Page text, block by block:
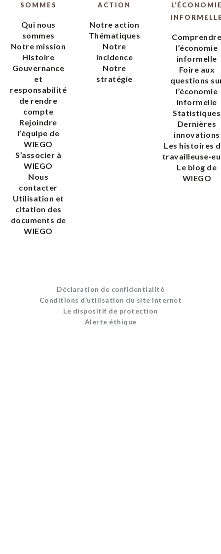
SOMMES
Qui nous
sommes
Notre mission
Histoire
Gouvernance
et
responsabilité
de rendre
compte
Rejoindre
l’équipe de
WIEGO
S’associer à
WIEGO
Nous
contacter
Utilisation et
citation des
documents de
WIEGO
ACTION
Notre action
Thématiques
Notre
incidence
Notre
stratégie
l’économie
informelle
Foire aux
questions
l’économie
informelle
Statistiques
Dernières
innovations
Les histoires
Le blog de
WIEGO
Déclaration de confidentialité
Conditions d’utilisation du site internet
Le dispositif de protection
Alerte éthique